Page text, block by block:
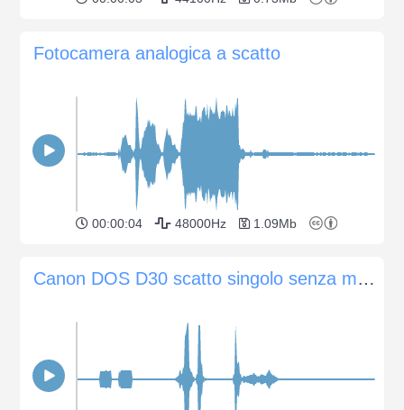
Fotocamera analogica a scatto
00:00:04 48000Hz 1.09Mb
Canon DOS D30 scatto singolo senza messa a fuoco